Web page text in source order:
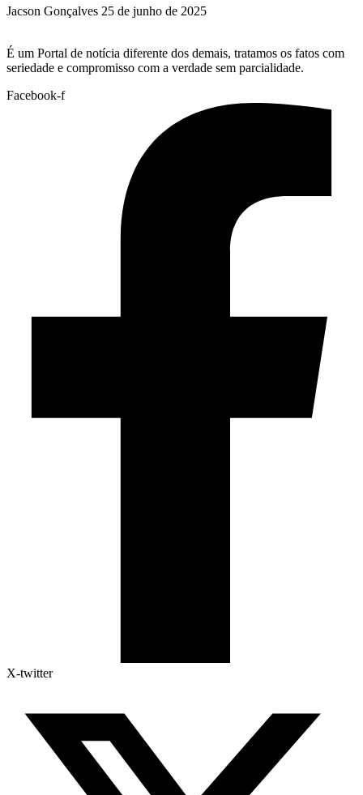
Jacson Gonçalves 25 de junho de 2025
É um Portal de notícia diferente dos demais, tratamos os fatos com
seriedade e compromisso com a verdade sem parcialidade.
Facebook-f
X-twitter